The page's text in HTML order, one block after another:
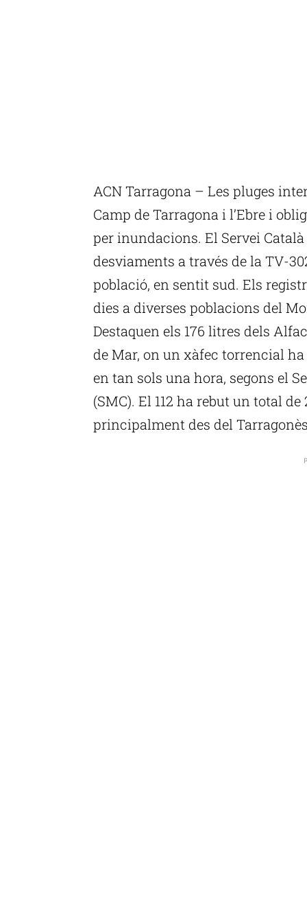
ACN Tarragona – Les pluges
Camp de Tarragona i l’Ebre i
per inundacions. El Servei
desviaments a través de la TV-
població, en sentit sud. Els
dies a diverses poblacions del
Destaquen els 176 litres dels
de Mar, on un xàfec torrencial
en tan sols una hora, segons el
(SMC). El 112 ha rebut un total
principalment des del